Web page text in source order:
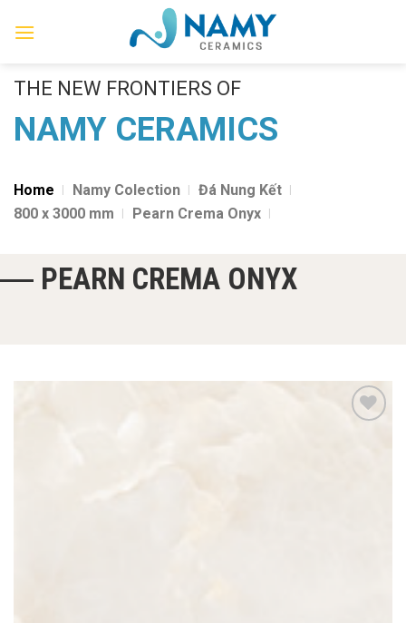
THE NEW FRONTIERS OF
NAMY CERAMICS
Home Namy Colection
Đá Nung Kết
800 x 3000 mm
Pearn Crema Onyx
PEARN CREMA ONYX